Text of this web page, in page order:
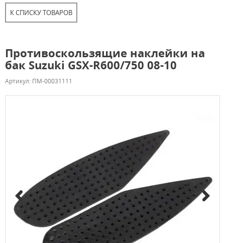
К СПИСКУ ТОВАРОВ
Противоскользящие наклейки на
бак Suzuki GSX-R600/750 08-10
Артикул: ПМ-00031111